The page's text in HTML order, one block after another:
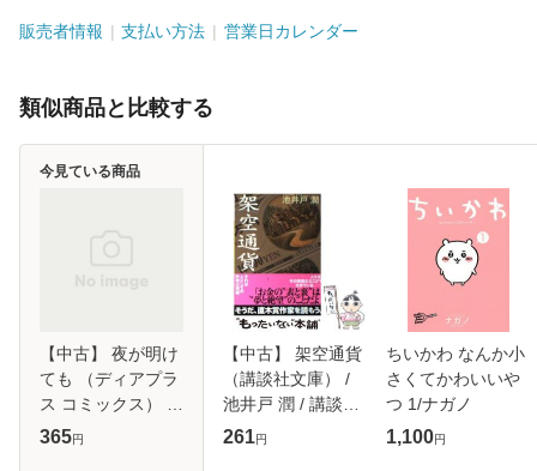
販売者情報 支払い方法 営業日カレンダー
類似商品と比較する
【中古】 夜が明け
ても （ディアプラ
ス コミックス） /
まさお 三月 / 新書
365円
今見ている商品
【中古】 架空通貨
（講談社文庫） /
池井戸 潤 / 講談社
[文庫]【メール便送
261円
ちいかわ なんか小
さくてかわいいや
つ 1/ナガノ
1,100円